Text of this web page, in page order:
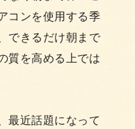
コンを使用する季
できるだけ朝まで
質を高める上では
最近話題になって